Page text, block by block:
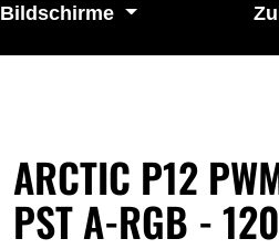
Bildschirme
ARCTIC P12
PST A-RGB -